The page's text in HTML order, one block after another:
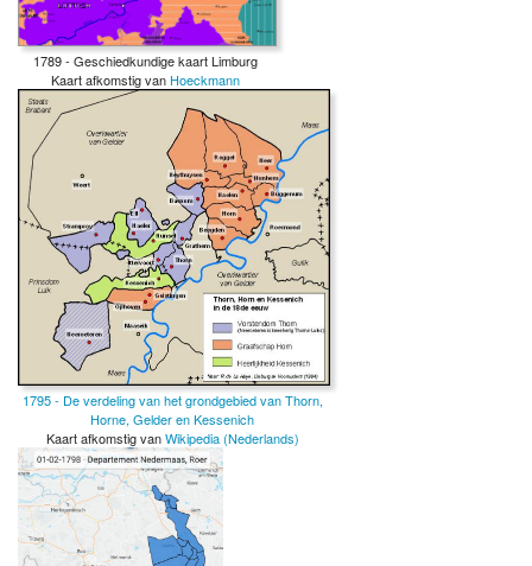
1789 - Geschiedkundige kaart Limburg
Kaart afkomstig van Hoeckmann
1795 - De verdeling van het grondgebied van Thorn,
Horne, Gelder en Kessenich
Kaart afkomstig vanWikipedia (Nederlands)